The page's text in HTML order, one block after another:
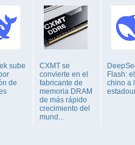
sube
de
CXMT se
convierte en el
fabricante de
memoria DRAM
de más rápido
crecimiento del
mund...
Flash:
chino a